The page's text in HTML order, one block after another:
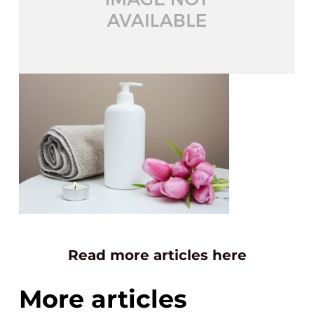
Read more articles here
More articles